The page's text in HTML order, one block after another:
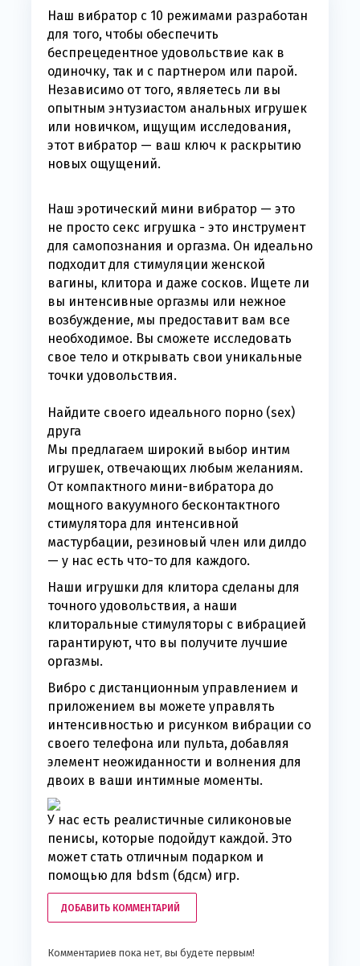
Наш вибратор с 10 режимами разработан
для того, чтобы обеспечить
беспрецедентное удовольствие как в
одиночку, так и с партнером или парой.
Независимо от того, являетесь ли вы
опытным энтузиастом анальных игрушек
или новичком, ищущим исследования,
этот вибратор — ваш ключ к раскрытию
новых ощущений.
Наш эротический мини вибратор — это
не просто секс игрушка - это инструмент
для самопознания и оргазма. Он идеально
подходит для стимуляции женской
вагины, клитора и даже сосков. Ищете ли
вы интенсивные оргазмы или нежное
возбуждение, мы предоставит вам все
необходимое. Вы сможете исследовать
свое тело и открывать свои уникальные
точки удовольствия.
Найдите своего идеального порно (sex)
друга
Мы предлагаем широкий выбор интим
игрушек, отвечающих любым желаниям.
От компактного мини-вибратора до
мощного вакуумного бесконтактного
стимулятора для интенсивной
мастурбации, резиновый член или дилдо
— у нас есть что-то для каждого.
Наши игрушки для клитора сделаны для
точного удовольствия, а наши
клиторальные стимуляторы с вибрацией
гарантируют, что вы получите лучшие
оргазмы.
Вибро с дистанционным управлением и
приложением вы можете управлять
интенсивностью и рисунком вибрации со
своего телефона или пульта, добавляя
элемент неожиданности и волнения для
двоих в ваши интимные моменты.
У нас есть реалистичные силиконовые
пенисы, которые подойдут каждой. Это
может стать отличным подарком и
помощью для bdsm (бдсм) игр.
ДОБАВИТЬ КОММЕНТАРИЙ
Комментариев пока нет, вы будете первым!